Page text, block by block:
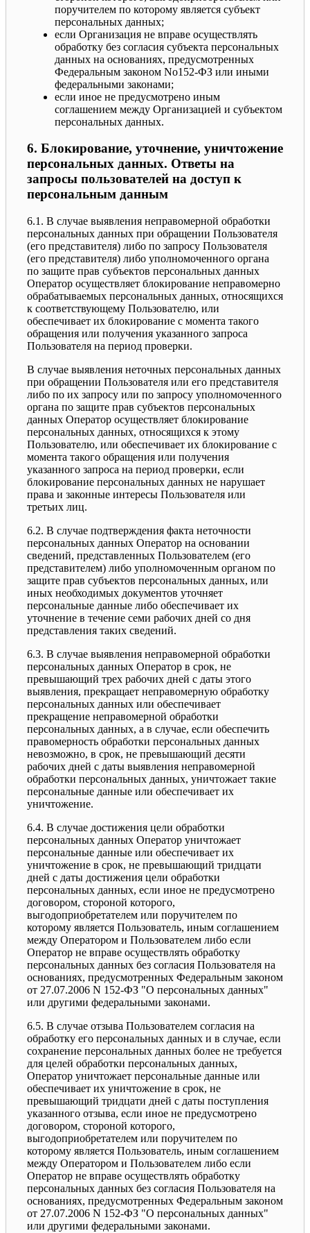
поручителем по которому является субъект
персональных данных;
если Организация не вправе осуществлять
обработку без согласия субъекта персональных
данных на основаниях, предусмотренных
Федеральным законом No152-ФЗ или иными
федеральными законами;
если иное не предусмотрено иным
соглашением между Организацией и субъектом
персональных данных.
6. Блокирование, уточнение, уничтожение
персональных данных. Ответы на
запросы пользователей на доступ к
персональным данным
6.1. В случае выявления неправомерной обработки
персональных данных при обращении Пользователя
(его представителя) либо по запросу Пользователя
(его представителя) либо уполномоченного органа
по защите прав субъектов персональных данных
Оператор осуществляет блокирование неправомерно
обрабатываемых персональных данных, относящихся
к соответствующему Пользователю, или
обеспечивает их блокирование с момента такого
обращения или получения указанного запроса
Пользователя на период проверки.
В случае выявления неточных персональных данных
при обращении Пользователя или его представителя
либо по их запросу или по запросу уполномоченного
органа по защите прав субъектов персональных
данных Оператор осуществляет блокирование
персональных данных, относящихся к этому
Пользователю, или обеспечивает их блокирование с
момента такого обращения или получения
указанного запроса на период проверки, если
блокирование персональных данных не нарушает
права и законные интересы Пользователя или
третьих лиц.
6.2. В случае подтверждения факта неточности
персональных данных Оператор на основании
сведений, представленных Пользователем (его
представителем) либо уполномоченным органом по
защите прав субъектов персональных данных, или
иных необходимых документов уточняет
персональные данные либо обеспечивает их
уточнение в течение семи рабочих дней со дня
представления таких сведений.
6.3. В случае выявления неправомерной обработки
персональных данных Оператор в срок, не
превышающий трех рабочих дней с даты этого
выявления, прекращает неправомерную обработку
персональных данных или обеспечивает
прекращение неправомерной обработки
персональных данных, а в случае, если обеспечить
правомерность обработки персональных данных
невозможно, в срок, не превышающий десяти
рабочих дней с даты выявления неправомерной
обработки персональных данных, уничтожает такие
персональные данные или обеспечивает их
уничтожение.
6.4. В случае достижения цели обработки
персональных данных Оператор уничтожает
персональные данные или обеспечивает их
уничтожение в срок, не превышающий тридцати
дней с даты достижения цели обработки
персональных данных, если иное не предусмотрено
договором, стороной которого,
выгодоприобретателем или поручителем по
которому является Пользователь, иным соглашением
между Оператором и Пользователем либо если
Оператор не вправе осуществлять обработку
персональных данных без согласия Пользователя на
основаниях, предусмотренных Федеральным законом
от 27.07.2006 N 152-ФЗ "О персональных данных"
или другими федеральными законами.
6.5. В случае отзыва Пользователем согласия на
обработку его персональных данных и в случае, если
сохранение персональных данных более не требуется
для целей обработки персональных данных,
Оператор уничтожает персональные данные или
обеспечивает их уничтожение в срок, не
превышающий тридцати дней с даты поступления
указанного отзыва, если иное не предусмотрено
договором, стороной которого,
выгодоприобретателем или поручителем по
которому является Пользователь, иным соглашением
между Оператором и Пользователем либо если
Оператор не вправе осуществлять обработку
персональных данных без согласия Пользователя на
основаниях, предусмотренных Федеральным законом
от 27.07.2006 N 152-ФЗ "О персональных данных"
или другими федеральными законами.